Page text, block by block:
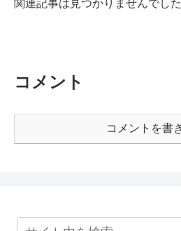
関連記事は見つかりませんでした
コメント
コメントを書